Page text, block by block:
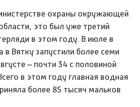
охраны окружающей
это был уже третий
в этом году. В июле в
в Вятку запустили более семи
– почти 34 с половиной
в этом году главная водная
более 85 тысяч мальков